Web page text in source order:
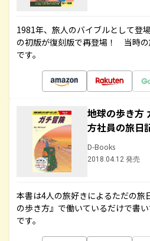
1981年、旅人のバイブルとして登
の初版が復刻版で再登場！ 当時
です。
地球の歩き方
方社員の旅日
D-Books
2018.04.12 発売
本書は4人の旅好きによるただの旅
の歩き方』で働いているだけで書
です。